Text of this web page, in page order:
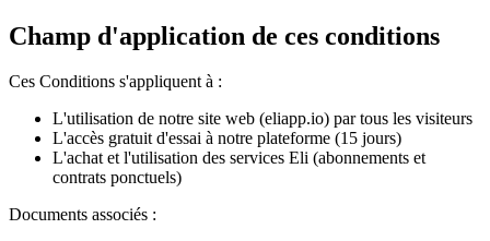
Champ d'application de ces conditions
Ces Conditions s'appliquent à :
L'utilisation de notre site web (eliapp.io) par tous les visiteurs
L'accès gratuit d'essai à notre plateforme (15 jours)
L'achat et l'utilisation des services Eli (abonnements et
contrats ponctuels)
Documents associés :